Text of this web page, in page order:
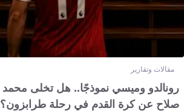
مقالات وتقارير
رونالدو وميسي نموذجًا.. هل تخلى محمد
صلاح عن كرة القدم في رحلة طرابزون؟